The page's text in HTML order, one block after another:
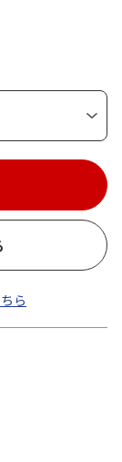
ら